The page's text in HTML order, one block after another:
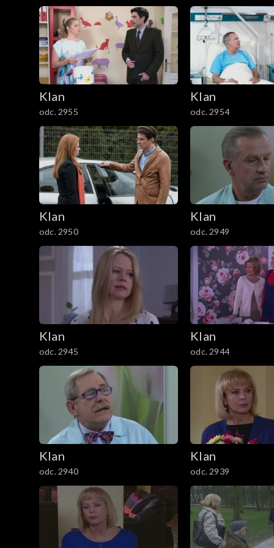
1101–1200
1001–1100
901–1000
801–900
701–800
601–700
501–600
401–500
301–400
201–300
101–200
1–100
Klan
odc. 2955
Klan
odc. 2954
Klan
odc. 2950
Klan
odc. 2949
Klan
odc. 2945
Klan
odc. 2944
Klan
odc. 2940
Klan
odc. 2939